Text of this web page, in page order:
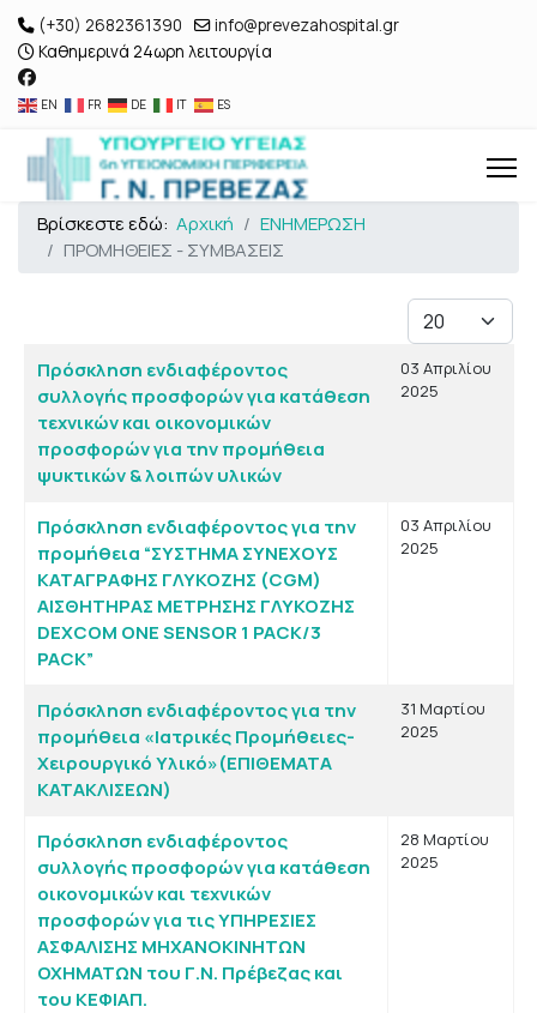
(+30) 2682361390
info@prevezahospital.gr
Καθημερινά 24ωρη λειτουργία
EN FR DE IT ES
Βρίσκεστε εδώ: Αρχική
ΕΝΗΜΕΡΩΣΗ
ΠΡΟΜΗΘΕΙΕΣ - ΣΥΜΒΑΣΕΙΣ
Εμφάνιση #
Τίτλος Ημ. Δημιουργίας
Πρόσκληση ενδιαφέροντος
συλλογής προσφορών για κατάθεση
τεχνικών και οικονομικών
προσφορών για την προμήθεια
ψυκτικών & λοιπών υλικών
03 Απριλίου
2025
Πρόσκληση ενδιαφέροντος για την
προμήθεια “ΣΥΣΤΗΜΑ ΣΥΝΕΧΟΥΣ
ΚΑΤΑΓΡΑΦΗΣ ΓΛΥΚΟΖΗΣ (CGM)
ΑΙΣΘΗΤΗΡΑΣ ΜΕΤΡΗΣΗΣ ΓΛΥΚΟΖΗΣ
DEXCOM ONE SENSOR 1 PACK/3
PACK”
03 Απριλίου
2025
Πρόσκληση ενδιαφέροντος για την
προμήθεια «Ιατρικές Προμήθειες-
Χειρουργικό Υλικό»(ΕΠΙΘΕΜΑΤΑ
ΚΑΤΑΚΛΙΣΕΩΝ)
31 Μαρτίου
2025
Πρόσκληση ενδιαφέροντος
συλλογής προσφορών για κατάθεση
οικονομικών και τεχνικών
προσφορών για τις ΥΠΗΡΕΣΙΕΣ
ΑΣΦΑΛΙΣΗΣ ΜΗΧΑΝΟΚΙΝΗΤΩΝ
ΟΧΗΜΑΤΩΝ του Γ.Ν. Πρέβεζας και
του ΚΕΦΙΑΠ.
28 Μαρτίου
2025